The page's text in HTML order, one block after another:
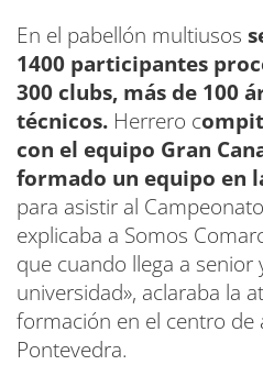
En el pabellón multiusos
1400 participantes
300 clubs, más de 100
técnicos. Herrero c
con el equipo Gran
formado un equipo en
para asistir al
explicaba a Somos
que cuando llega a senior
universidad», aclaraba la
formación en el centro
Pontevedra.